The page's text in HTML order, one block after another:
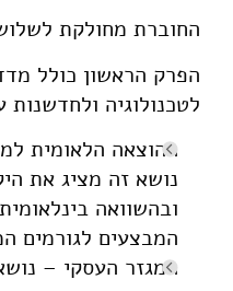
החוברת מחולקת
הפרק הראשון כולל
לטכנולוגיה
ההוצאה הלאומית
נושא זה מציג את
ובהשוואה
המבצעים לגורמים
המגזר העסקי –